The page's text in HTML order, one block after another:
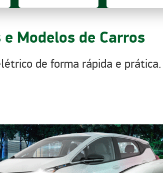
Modelos de Carros
de forma rápida e prática.